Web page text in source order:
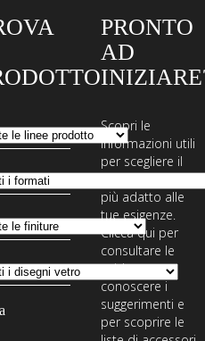
PRONTO
AD
Scopri le
informazioni utili
per scegliere il
sistema di posa
più adatto alle
tue esigenze.
Clicca qui per
consultare le
guide,
conoscere i
suggerimenti e
per scoprire le